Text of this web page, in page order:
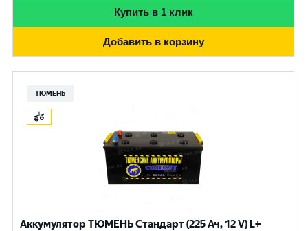
Купить в 1 клик
Добавить в корзину
ТЮМЕНЬ
Аккумулятор ТЮМЕНЬ Стандарт (225 Ач, 12 V) L+